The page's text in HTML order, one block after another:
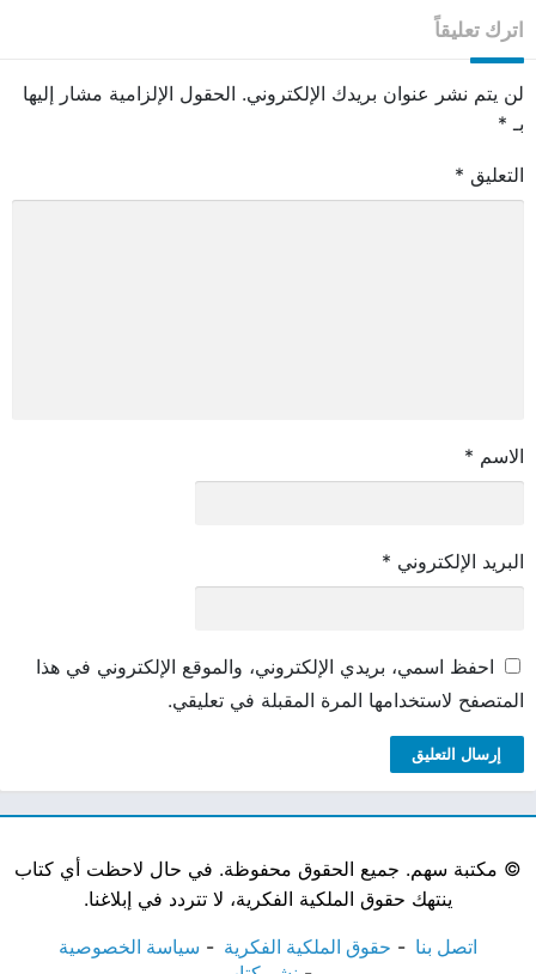
اترك تعليقاً
لن يتم نشر عنوان بريدك الإلكتروني. الحقول الإلزامية مشار إليها
بـ *
التعليق *
الاسم *
البريد الإلكتروني *
احفظ اسمي، بريدي الإلكتروني، والموقع الإلكتروني في هذا
المتصفح لاستخدامها المرة المقبلة في تعليقي.
© مكتبة سهم. جميع الحقوق محفوظة. في حال لاحظت أي كتاب
ينتهك حقوق الملكية الفكرية، لا تتردد في إبلاغنا.
اتصل بنا حقوق الملكية الفكرية
سياسة الخصوصية